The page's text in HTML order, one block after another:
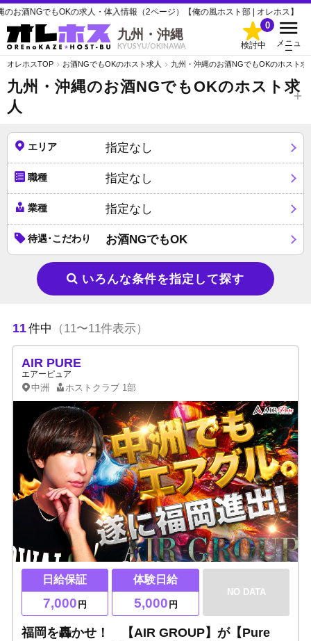
酒NGでもOKの求人・体入情報（2ページ）【俺の風ホスト部 | オレホス】
九州・沖縄
KYUSYU/OKINAWA 検討中
0
メニュ
ー
オレホスTOP お酒NGでもOKのホスト求人 九州・沖縄のお酒NGでもOKのホスト求
九州・沖縄のお酒NGでもOKのホスト求
人
エリア 指定なし
職種 指定なし
業種 指定なし
待遇･こだわり お酒NGでもOK
いろんな条件を指定して探す
11件中 （11〜11件表示）
AIR PURE
エアーピュア
中洲 ホストクラブ 1部
日給保証
7,000 円
体験日給
5,000 円
NO DATA
福岡を轟かせ！ 【AIR GROUP】が【Pure